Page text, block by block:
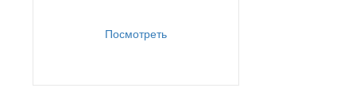
Посмотреть